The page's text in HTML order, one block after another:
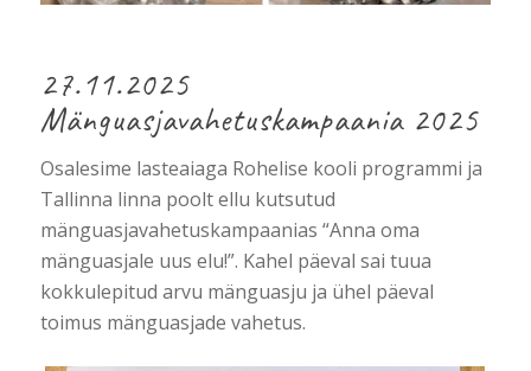
27.11.2025
Mänguasjavahetuskampaania 2025
Osalesime lasteaiaga Rohelise kooli programmi ja
Tallinna linna poolt ellu kutsutud
mänguasjavahetuskampaanias “Anna oma
mänguasjale uus elu!”. Kahel päeval sai tuua
kokkulepitud arvu mänguasju ja ühel päeval
toimus mänguasjade vahetus.